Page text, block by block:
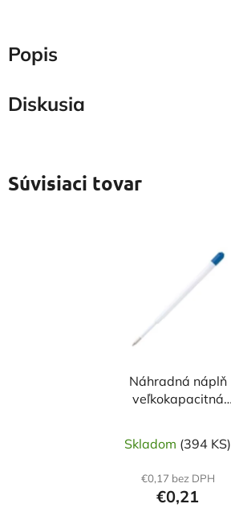
Popis
Diskusia
Súvisiaci tovar
Náhradná náplň
veľkokapacitná
Skladom (394 KS)
€0,17 bez DPH
€0,21